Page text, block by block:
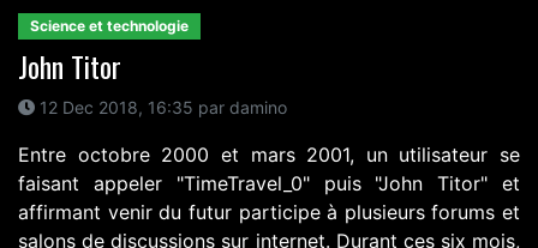
Science et technologie
John Titor
12 Dec 2018, 16:35 par damino
Entre octobre 2000 et mars 2001, un utilisateur se
faisant appeler "TimeTravel_0" puis "John Titor" et
affirmant venir du futur participe à plusieurs forums et
salons de discussions sur internet. Durant ces six mois,